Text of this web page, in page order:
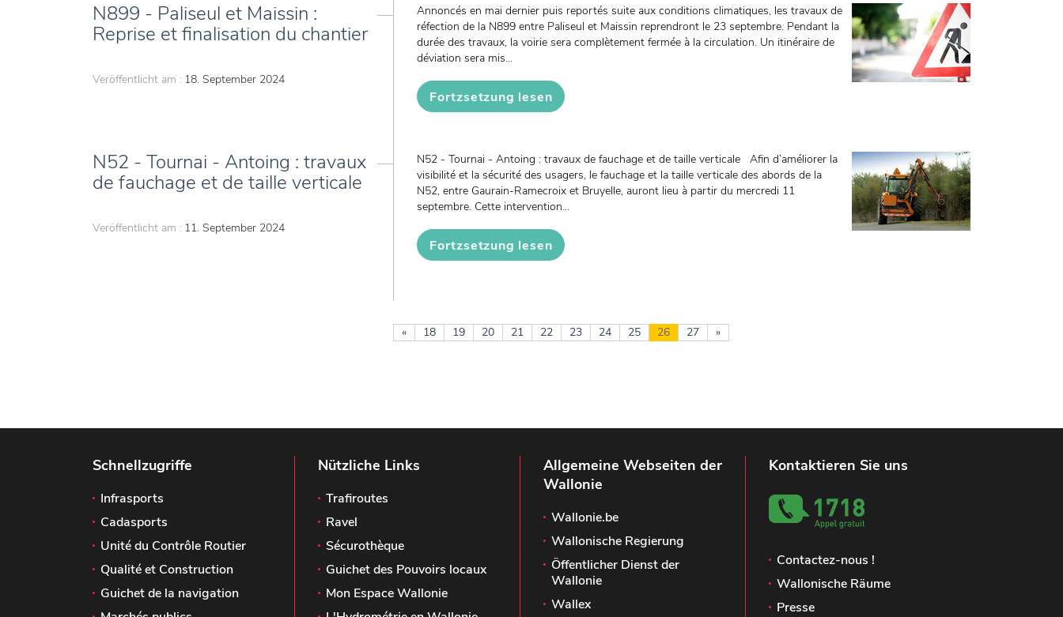
N899 - Paliseul et Maissin :
Reprise et finalisation du chantier
Veröffentlicht am : 18. September 2024
Annoncés en mai dernier puis reportés suite aux conditions climatiques, les travaux de
réfection de la N899 entre Paliseul et Maissin reprendront le 23 septembre. Pendant la
durée des travaux, la voirie sera complètement fermée à la circulation. Un itinéraire de
déviation sera mis...
Fortzsetzung lesen
N52 - Tournai - Antoing : travaux
de fauchage et de taille verticale
Veröffentlicht am : 11. September 2024
N52 - Tournai - Antoing : travaux de fauchage et de taille verticale Afin d’améliorer la
visibilité et la sécurité des usagers, le fauchage et la taille verticale des abords de la
N52, entre Gaurain-Ramecroix et Bruyelle, auront lieu à partir du mercredi 11
septembre. Cette intervention...
Fortzsetzung lesen
« 18 19 20 21 22 23 24 25 26 27 »
Schnellzugriffe
Infrasports
Cadasports
Unité du Contrôle Routier
Qualité et Construction
Guichet de la navigation
Nützliche Links
Trafiroutes
Ravel
Sécurothèque
Guichet des Pouvoirs locaux
Mon Espace Wallonie
Allgemeine Webseiten der
Wallonie
Wallonie.be
Wallonische Regierung
Öffentlicher Dienst der
Wallonie
Wallex
Kontaktieren Sie uns
Contactez-nous !
Wallonische Räume
Presse